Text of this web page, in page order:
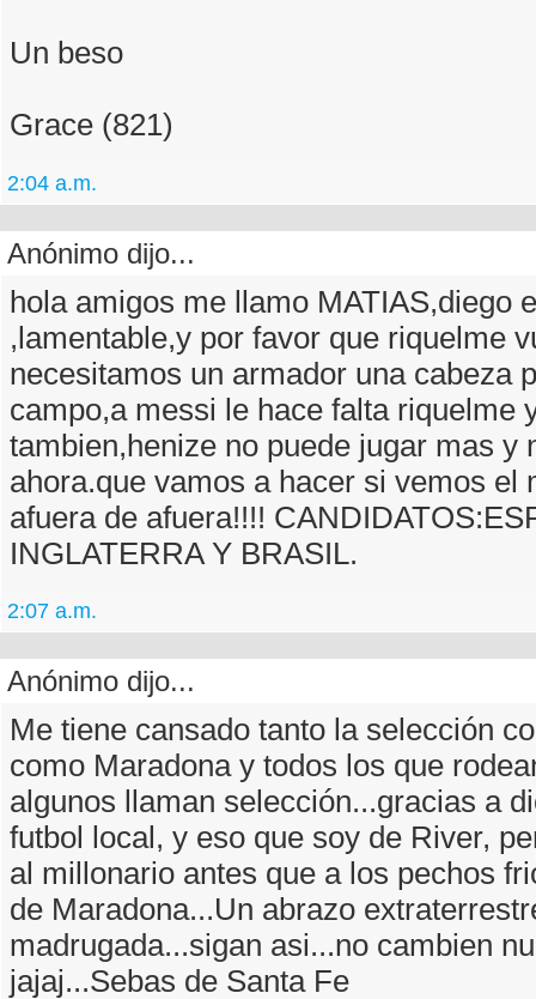
Un beso
Grace (821)
2:04 a.m.
Anónimo dijo...
hola amigos me llamo MATIAS,diego
,lamentable,y por favor que riquelme
necesitamos un armador una cabeza
campo,a messi le hace falta riquelme
tambien,henize no puede jugar mas y
ahora.que vamos a hacer si vemos el
afuera de afuera!!!!
INGLATERRA Y BRASIL.
2:07 a.m.
Anónimo dijo...
Me tiene cansado tanto la selección
como Maradona y todos los que
algunos llaman selección...gracias a
futbol local, y eso que soy de River,
al millonario antes que a los pechos
de Maradona...Un abrazo
madrugada...sigan asi...no cambien
jajaj...Sebas de Santa Fe